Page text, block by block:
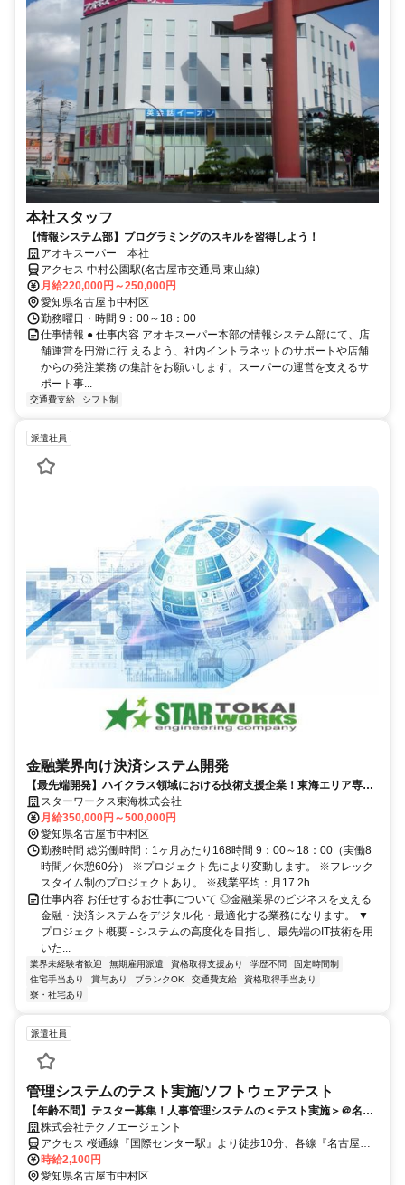
本社スタッフ
【情報システム部】プログラミングのスキルを習得しよう！
アオキスーパー 本社
アクセス 中村公園駅(名古屋市交通局 東山線)
月給220,000円～250,000円
愛知県名古屋市中村区
勤務曜日・時間 9：00～18：00
仕事情報 ● 仕事内容 アオキスーパー本部の情報システム部にて、店
舗運営を円滑に行 えるよう、社内イントラネットのサポートや店舗
からの発注業務 の集計をお願いします。スーパーの運営を支えるサ
ポート事...
交通費支給 シフト制
派遣社員
金融業界向け決済システム開発
【最先端開発】ハイクラス領域における技術支援企業！東海エリア専属
案件／賞与4.0ヶ月／家賃補助60％／前職平均160万UP！
スターワークス東海株式会社
月給350,000円～500,000円
愛知県名古屋市中村区
勤務時間 総労働時間：1ヶ月あたり168時間 9：00～18：00（実働8
時間／休憩60分） ※プロジェクト先により変動します。 ※フレック
スタイム制のプロジェクトあり。 ※残業平均：月17.2h...
仕事内容 お任せするお仕事について ◎金融業界のビジネスを支える
金融・決済システムをデジタル化・最適化する業務になります。 ▼
プロジェクト概要 - システムの高度化を目指し、最先端のIT技術を用
いた...
業界未経験者歓迎 無期雇用派遣 資格取得支援あり 学歴不問
固定時間制
住宅手当あり
賞与あり ブランクOK 交通費支給
資格取得手当あり
寮・社宅あり
派遣社員
管理システムのテスト実施/ソフトウェアテスト
【年齢不問】テスター募集！人事管理システムの＜テスト実施＞＠名古
屋 株式会社テクノエージェント
アクセス 桜通線『国際センター駅』より徒歩10分、各線『名古屋
駅』より徒歩15分
時給2,100円
愛知県名古屋市中村区